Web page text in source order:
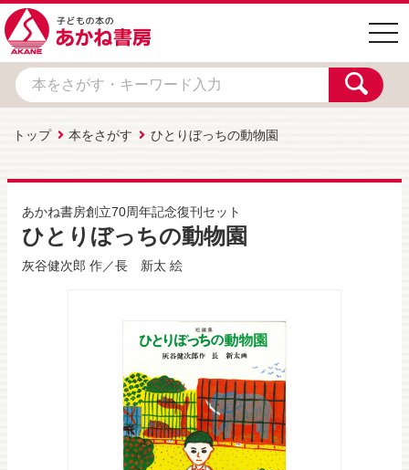
トップ 本をさがす ひとりぼっちの動物園
あかね書房創立70周年記念復刊セット
ひとりぼっちの動物園
灰谷健次郎 作／長 新太 絵